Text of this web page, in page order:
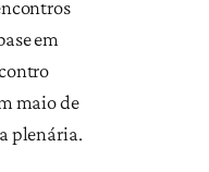
em
maio de
plenária.